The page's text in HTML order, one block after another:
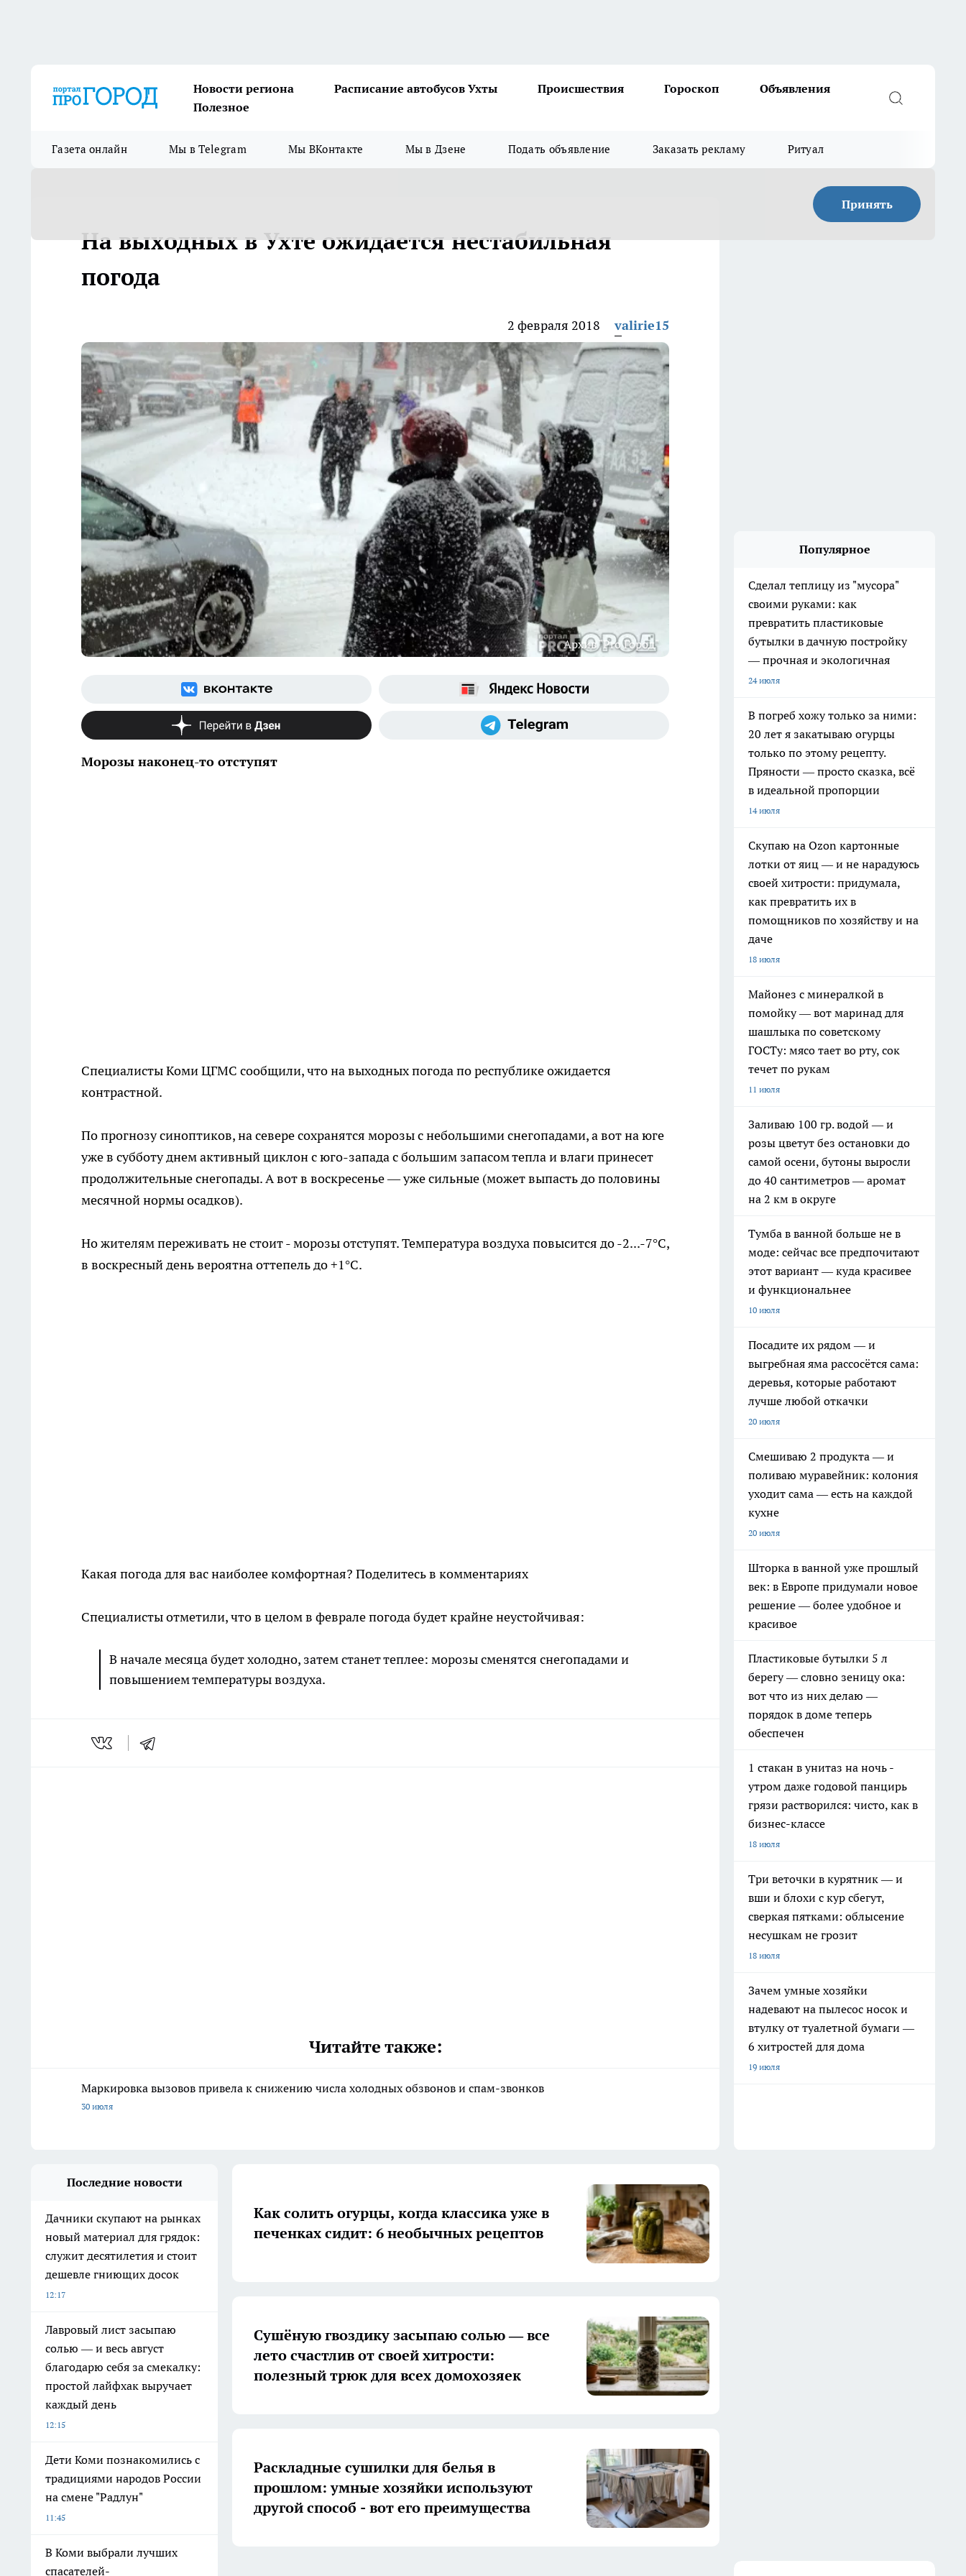
Новости региона Расписание автобусов Ухты Происшествия Гороскоп
Объявления
Полезное
Газета онлайн Мы в Telegram Мы ВКонтакте Мы в Дзене Подать объявление Заказать рекламу Ритуал
Принять
На выходных в Ухте ожидается нестабильная
погода
2 февраля 2018 valirie15
Архив "Pro Город"
Морозы наконец-то отступят
Специалисты Коми ЦГМС сообщили, что на выходных погода по республике ожидается
контрастной.
По прогнозу синоптиков, на севере сохранятся морозы с небольшими снегопадами, а вот на юге
уже в субботу днем активный циклон с юго-запада с большим запасом тепла и влаги принесет
продолжительные снегопады. А вот в воскресенье — уже сильные (может выпасть до половины
месячной нормы осадков).
Но жителям переживать не стоит - морозы отступят. Температура воздуха повысится до -2...-7°С,
в воскресный день вероятна оттепель до +1°С.
Какая погода для вас наиболее комфортная? Поделитесь в комментариях
Специалисты отметили, что в целом в феврале погода будет крайне неустойчивая:
В начале месяца будет холодно, затем станет теплее: морозы сменятся снегопадами и
повышением температуры воздуха.
Читайте также:
Маркировка вызовов привела к снижению числа холодных обзвонов и спам-звонков
30 июля
Популярное
Сделал теплицу из "мусора"
своими руками: как
превратить пластиковые
бутылки в дачную постройку
— прочная и экологичная
24 июля
В погреб хожу только за ними:
20 лет я закатываю огурцы
только по этому рецепту.
Пряности — просто сказка, всё
в идеальной пропорции
14 июля
Скупаю на Ozon картонные
лотки от яиц — и не нарадуюсь
своей хитрости: придумала,
как превратить их в
помощников по хозяйству и на
даче
18 июля
Майонез с минералкой в
помойку — вот маринад для
шашлыка по советскому
ГОСТу: мясо тает во рту, сок
течет по рукам
11 июля
Заливаю 100 гр. водой — и
розы цветут без остановки до
самой осени, бутоны выросли
до 40 сантиметров — аромат
на 2 км в округе
Тумба в ванной больше не в
моде: сейчас все предпочитают
этот вариант — куда красивее
и функциональнее
10 июля
Посадите их рядом — и
выгребная яма рассосётся сама:
деревья, которые работают
лучше любой откачки
20 июля
Смешиваю 2 продукта — и
поливаю муравейник: колония
уходит сама — есть на каждой
кухне
20 июля
Шторка в ванной уже прошлый
век: в Европе придумали новое
решение — более удобное и
красивое
Пластиковые бутылки 5 л
берегу — словно зеницу ока:
вот что из них делаю —
порядок в доме теперь
обеспечен
1 стакан в унитаз на ночь -
утром даже годовой панцирь
грязи растворился: чисто, как в
бизнес-классе
18 июля
Три веточки в курятник — и
вши и блохи с кур сбегут,
сверкая пятками: облысение
несушкам не грозит
18 июля
Зачем умные хозяйки
надевают на пылесос носок и
втулку от туалетной бумаги —
6 хитростей для дома
19 июля
Последние новости
Дачники скупают на рынках
новый материал для грядок:
служит десятилетия и стоит
дешевле гниющих досок
12:17
Лавровый лист засыпаю
солью — и весь август
благодарю себя за смекалку:
простой лайфхак выручает
каждый день
12:15
Дети Коми познакомились с
традициями народов России
на смене "Радлун"
11:45
В Коми выбрали лучших
спасателей-
Как солить огурцы, когда классика уже в
печенках сидит: 6 необычных рецептов
Сушёную гвоздику засыпаю солью — все
лето счастлив от своей хитрости:
полезный трюк для всех домохозяек
Раскладные сушилки для белья в
прошлом: умные хозяйки используют
другой способ - вот его преимущества